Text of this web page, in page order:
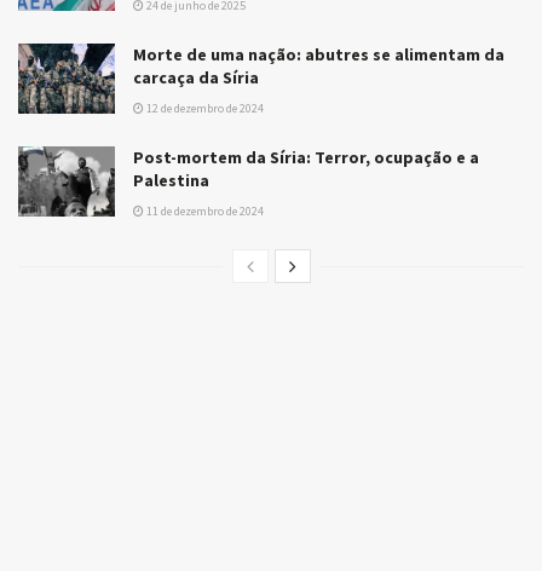
24 de junho de 2025
Morte de uma nação: abutres se alimentam da
carcaça da Síria
12 de dezembro de 2024
Post-mortem da Síria: Terror, ocupação e a
Palestina
11 de dezembro de 2024